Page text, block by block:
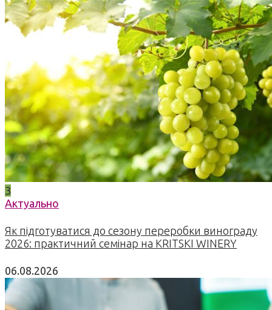
3
Актуально
Як підготуватися до сезону переробки винограду
2026: практичний семінар на KRITSKI WINERY
06.08.2026